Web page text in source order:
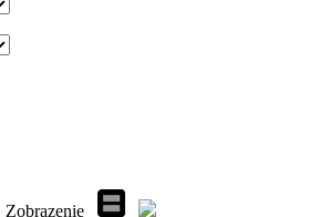
Zobrazenie